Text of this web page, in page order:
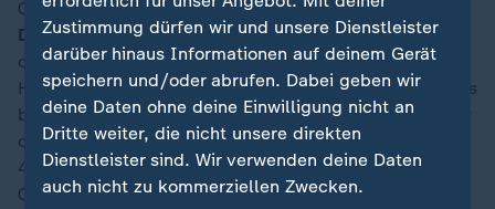
00:53
Der Irak kommt!Mit einem flachen Steckpass durch
die Mitte ist Norwegens Abwehr ausgehebelt und Al
Hamadi kommt zum Abschluss. Aus dem Laufen heraus
bekommt der Stürmer jedoch nicht genug Druck hinter
den Schuss und die Kugel rollt knapp am links vorbei.
45′+3
00:50
Zustimmung dürfen wir und unsere Dienstleister
darüber hinaus Informationen auf deinem Gerät
speichern und/oder abrufen. Dabei geben wir
deine Daten ohne deine Einwilligung nicht an
Dritte weiter, die nicht unsere direkten
Dienstleister sind. Wir verwenden deine Daten
auch nicht zu kommerziellen Zwecken.